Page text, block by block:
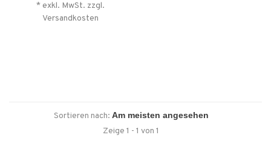
* exkl. MwSt. zzgl.
Versandkosten
Sortieren nach:
Zeige 1 - 1 von 1